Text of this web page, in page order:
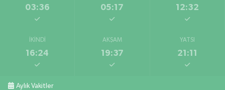
03:36 05:17 12:32
İKINDI
16:24
AKŞAM
19:37
YATSI
21:11
Aylık Vakitler